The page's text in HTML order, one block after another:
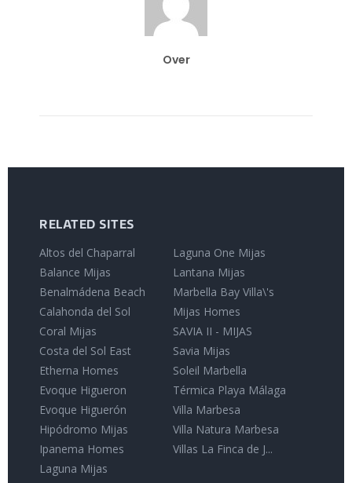
Over
RELATED SITES
Altos del Chaparral
Balance Mijas
Benalmádena Beach
Calahonda del Sol
Coral Mijas
Costa del Sol East
Etherna Homes
Evoque Higueron
Evoque Higuerón
Hipódromo Mijas
Ipanema Homes
Laguna Mijas
Laguna One Mijas
Lantana Mijas
Marbella Bay Villa\'s
Mijas Homes
SAVIA II - MIJAS
Savia Mijas
Soleil Marbella
Térmica Playa Málaga
Villa Marbesa
Villa Natura Marbesa
Villas La Finca de J...